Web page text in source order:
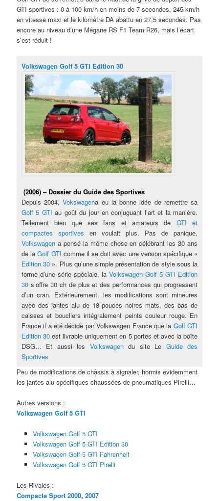
GTI sportives : 0 à 100 km/h en moins de 7 secondes, 245 km/h
en vitesse maxi et le kilomètre DA abattu en 27,5 secondes. Pas
encore au niveau d’une Mégane RS F1 Team R26, mais l’écart
s’est réduit !
Volkswagen Golf 5 GTI Edition 30
(2006) – Dossier duGuide des Sportives
Depuis 2004,Vokswagena eu la bonne idée de remettre sa
Golf 5 GTI au goût du jour en conjuguant l’art et la manière.
Tellement bien que ses fans et amateurs de GTI et
compactes sportives en voulait plus. Pas de panique,
Volkswagen a pensé la même chose en célébrant les 30 ans
de laGolf GTI comme il se doit avec une version spécifique «
Edition 30 ». Plus qu’une simple présentation de style sous la
forme d’une série spéciale, la Volkswagen Golf 5 GTI Edition
30 s’offre 30 ch de plus et des performances qui progressent
d’un cran. Extérieurement, les modifications sont mineures
avec des jantes alu de 18 pouces noires mats, des bas de
caisses et boucliers intégralement peints couleur rouge. En
France il a été décidé par Volkswagen France que la Golf GTI
Edition 30 est livrable uniquement en 5 portes et avec la boîte
DSG… Et aussi les Volkswagendu site Le Guide des
Sportives
Peu de modifications de châssis à signaler, hormis évidemment
les jantes alu spécifiques chaussées de pneumatiques Pirelli…
Autres versions :
Volkswagen Golf 5 GTI
Volkswagen Golf 5 GTI
Volkswagen Golf 5 GTI Edition 30
Volkswagen Golf 5 GTI Fahrenheit
Volkswagen Golf 5 GTI Pirelli
Les Rivales :
Compacte Sport 2000,2007